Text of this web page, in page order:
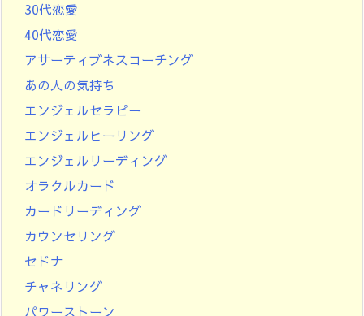
30代恋愛
40代恋愛
アサーティブネスコーチング
あの人の気持ち
エンジェルセラピー
エンジェルヒーリング
エンジェルリーディング
オラクルカード
カードリーディング
カウンセリング
セドナ
チャネリング
パワーストーン